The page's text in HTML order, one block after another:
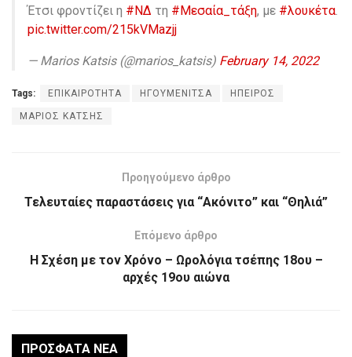
Έτσι φροντίζει η #ΝΔ τη #Μεσαία_τάξη, με #λουκέτα
pic.twitter.com/215kVMazjj
— Marios Katsis (@marios_katsis) February 14, 2022
Tags: ΕΠΙΚΑΙΡΟΤΗΤΑ ΗΓΟΥΜΕΝΙΤΣΑ ΗΠΕΙΡΟΣ
ΜΑΡΙΟΣ ΚΑΤΣΗΣ
Προηγούμενο άρθρο
Τελευταίες παραστάσεις για “Ακόνιτο” και “Θηλιά”
Επόμενο άρθρο
Η Σχέση με τον Χρόνο – Ωρολόγια τσέπης 18ου –
αρχές 19ου αιώνα
ΠΡΌΣΦΑΤΑ ΝΈΑ